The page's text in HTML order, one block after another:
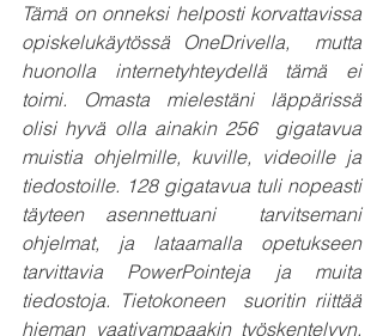
Tämä on onneksi helposti korvattavissa
opiskelukäytössä OneDrivella,  mutta
huonolla internetyhteydellä tämä ei
toimi. Omasta mielestäni läppärissä
olisi hyvä olla ainakin 256  gigatavua
muistia ohjelmille, kuville, videoille ja
tiedostoille. 128 gigatavua tuli nopeasti
täyteen asennettuani  tarvitsemani
ohjelmat, ja lataamalla opetukseen
tarvittavia PowerPointeja ja muita
tiedostoja. Tietokoneen  suoritin riittää
hieman vaativampaakin työskentelyyn,